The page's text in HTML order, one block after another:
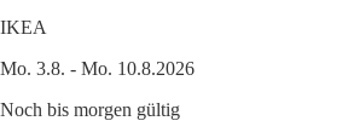
IKEA
Mo. 3.8. - Mo. 10.8.2026
Noch bis morgen gültig